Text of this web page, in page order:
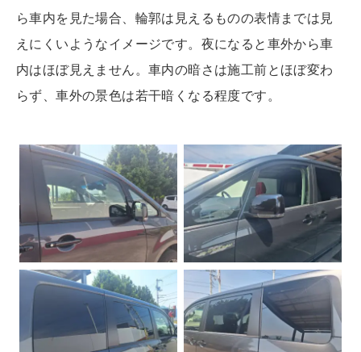
ら車内を見た場合、輪郭は見えるものの表情までは見
えにくいようなイメージです。夜になると車外から車
内はほぼ見えません。車内の暗さは施工前とほぼ変わ
らず、車外の景色は若干暗くなる程度です。